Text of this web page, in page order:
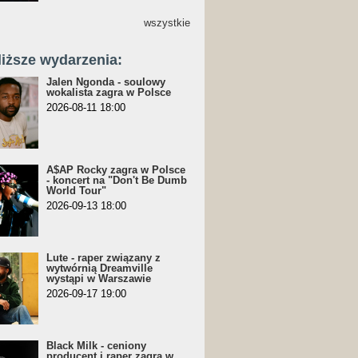
wszystkie
wydarzenia:
Jalen Ngonda - soulowy
wokalista zagra w Polsce
2026-08-11 18:00
A$AP Rocky zagra w Polsce
- koncert na "Don't Be Dumb
World Tour"
2026-09-13 18:00
Lute - raper związany z
wytwórnią Dreamville
wystąpi w Warszawie
2026-09-17 19:00
Black Milk - ceniony